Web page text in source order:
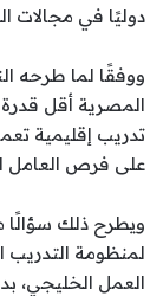
دوليًا في مجالات
ووفقًا لما طرحه
المصرية أقل
تدريب إقليمية
على فرص العامل
ويطرح ذلك
لمنظومة
العمل الخليجي،